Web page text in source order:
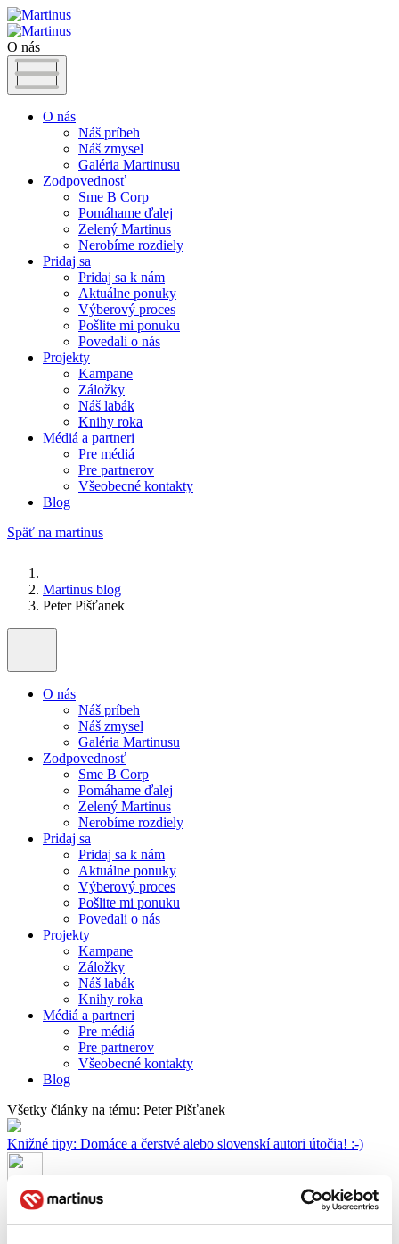
O nás
O nás
Náš príbeh
Náš zmysel
Galéria Martinusu
Zodpovednosť
Sme B Corp
Pomáhame ďalej
Zelený Martinus
Nerobíme rozdiely
Pridaj sa
Pridaj sa k nám
Aktuálne ponuky
Výberový proces
Pošlite mi ponuku
Povedali o nás
Projekty
Kampane
Záložky
Náš labák
Knihy roka
Médiá a partneri
Pre médiá
Pre partnerov
Všeobecné kontakty
Blog
Späť na martinus
Martinus blog
Peter Pišťanek
O nás
Náš príbeh
Náš zmysel
Galéria Martinusu
Zodpovednosť
Sme B Corp
Pomáhame ďalej
Zelený Martinus
Nerobíme rozdiely
Pridaj sa
Pridaj sa k nám
Aktuálne ponuky
Výberový proces
Pošlite mi ponuku
Povedali o nás
Projekty
Kampane
Záložky
Náš labák
Knihy roka
Médiá a partneri
Pre médiá
Pre partnerov
Všeobecné kontakty
Blog
Všetky články na tému: Peter Pišťanek
Knižné tipy: Domáce a čerstvé alebo slovenskí autori útočia! :-)
Juraj Šlesar
6. novembra 2014